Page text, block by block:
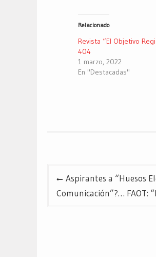
Twitter
abre
una
ventana
una
ventana
una
ventana
Relacionado
Revista “El Objetivo
404
1 marzo, 2022
En "Destacadas"
Navegación
de
Aspirantes a “Huesos
Comunicación”?… FAOT: